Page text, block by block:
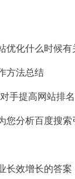
优化什么时候有
方法总结
手提高网站排名
分析百度搜索引擎
长效增长的答案